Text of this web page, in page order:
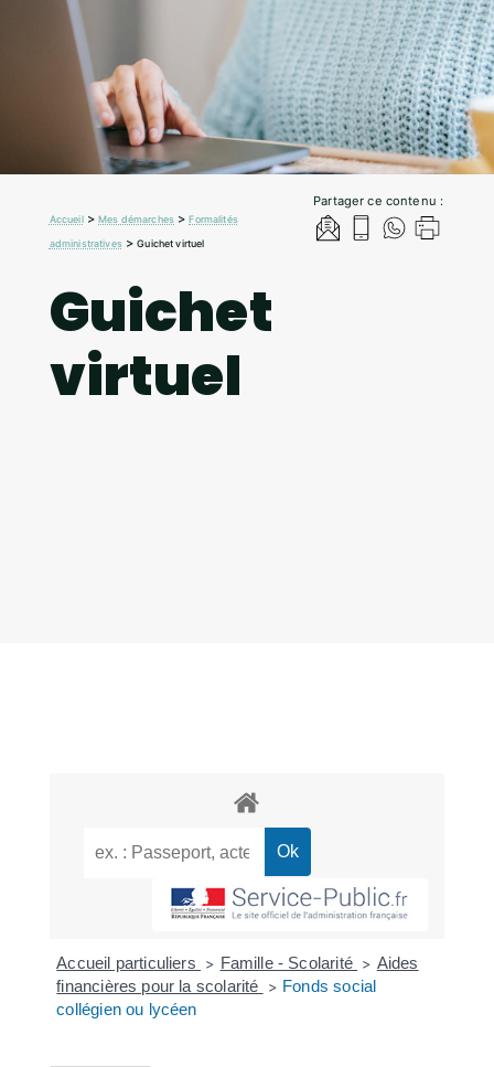
Partager ce contenu :
Accueil>Mes démarches >Formalités
administratives>Guichet virtuel
Guichet
virtuel
Accueil particuliers > Famille - Scolarité > Aides
financières pour la scolarité
> Fonds social
collégien ou lycéen